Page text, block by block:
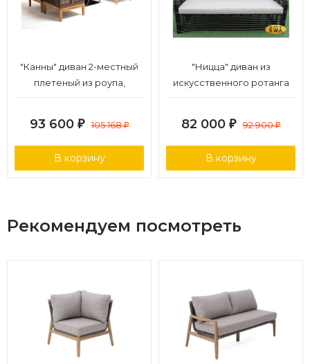
"Канны" диван 2-местный
плетеный из роупа,
бежевая 15052
93 600 ₽ 105 168₽
В корзину
"Ницца" диван из
искусственного ротанга
82 000 ₽ 92 900₽
В корзину
Рекомендуем посмотреть